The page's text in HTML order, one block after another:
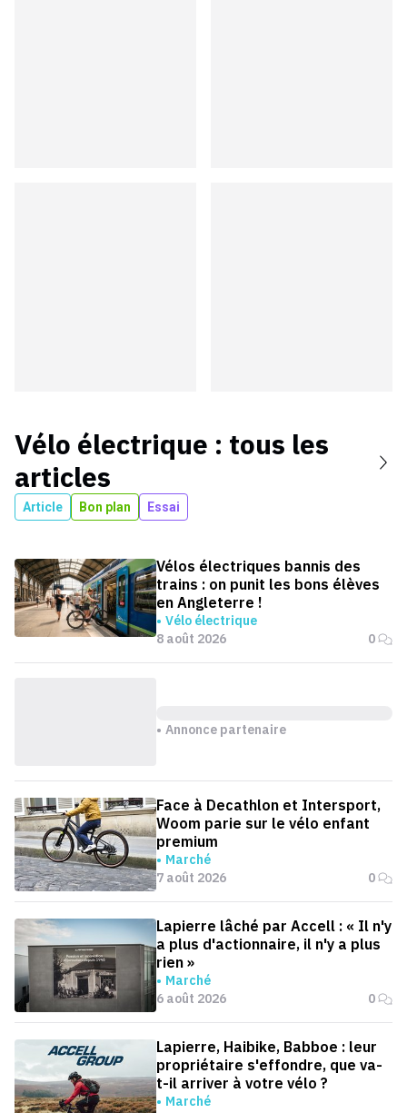
Vélo électrique : tous les
articles
Article Bon plan Essai
Vélos électriques bannis des
trains : on punit les bons élèves
en Angleterre !
Vélo électrique
8 août 2026
0
Annonce partenaire
Face à Decathlon et Intersport,
Woom parie sur le vélo enfant
premium
Marché
7 août 2026
0
Lapierre lâché par Accell : « Il n'y
a plus d'actionnaire, il n'y a plus
rien »
Marché
6 août 2026
0
Lapierre, Haibike, Babboe : leur
propriétaire s'effondre, que va-
t-il arriver à votre vélo ?
Marché